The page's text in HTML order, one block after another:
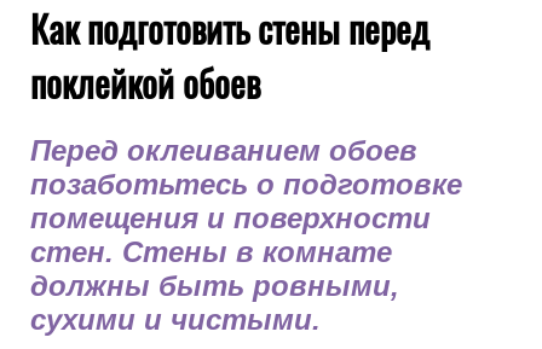
Как подготовить стены перед
поклейкой обоев
Перед оклеиванием обоев
позаботьтесь о подготовке
помещения и поверхности
стен. Стены в комнате
должны быть ровными,
сухими и чистыми.